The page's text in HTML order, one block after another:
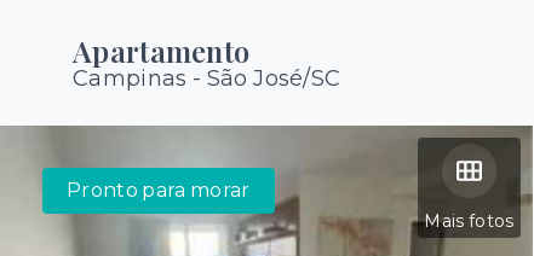
Apartamento
Campinas - São José/SC
Mais fotos
Pronto para morar